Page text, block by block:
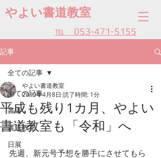
やよい書道教室
​℡ 053-471-5155
記事
全ての記事
書道
書道教室
日展
全ての記事
平成も残り1カ月、やよい
書道教室も「令和」へ
やよい書道教室
2019年4月8日 読了時間: 1分
先週、新元号予想を勝手にさせてもら